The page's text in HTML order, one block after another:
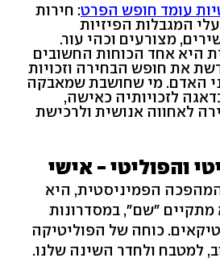
עומד חופש הפרט: חירות
המגבלות הפיזיות
מצורעים וכהי עור.
היא אחד הכוחות החשובים
את חופש הבחירה וזכויות
האדם. מי שחושבת שמאבקה
לזכויותיה כאישה,
לאחווה אנושית ולרכישת
והפוליטי - אישי
הפמיניסטית, היא
"שם", במסדרונות
כוחה של הפוליטיקה
למטבח ולחדר השינה שלנו.